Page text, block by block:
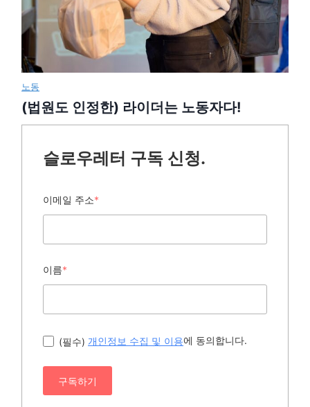
노동
(법원도 인정한) 라이더는 노동자다!
슬로우레터 구독 신청.
이메일 주소*
이름*
(필수) 개인정보 수집 및 이용에 동의합니다.
구독하기